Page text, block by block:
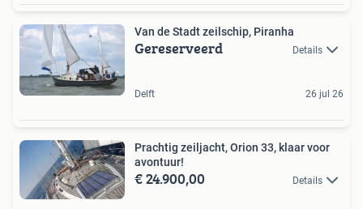
Van de Stadt zeilschip, Piranha
Gereserveerd Details
Delft 26 jul 26
Prachtig zeiljacht, Orion 33, klaar voor
avontuur!
€ 24.900,00 Details